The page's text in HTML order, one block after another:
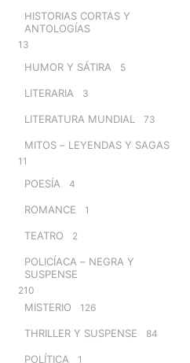
HISTORIAS CORTAS Y
ANTOLOGÍAS
13
HUMOR Y SÁTIRA 5
LITERARIA 3
LITERATURA MUNDIAL 73
MITOS – LEYENDAS Y SAGAS
11
POESÍA 4
ROMANCE 1
TEATRO 2
POLICÍACA – NEGRA Y
SUSPENSE
210
MISTERIO 126
THRILLER Y SUSPENSE 84
POLÍTICA 1